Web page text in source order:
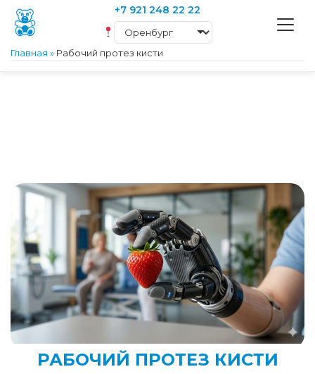
+7 921 248 22 22
Главная » Рабочий протез кисти
РАБОЧИЙ ПРОТЕЗ КИСТИ